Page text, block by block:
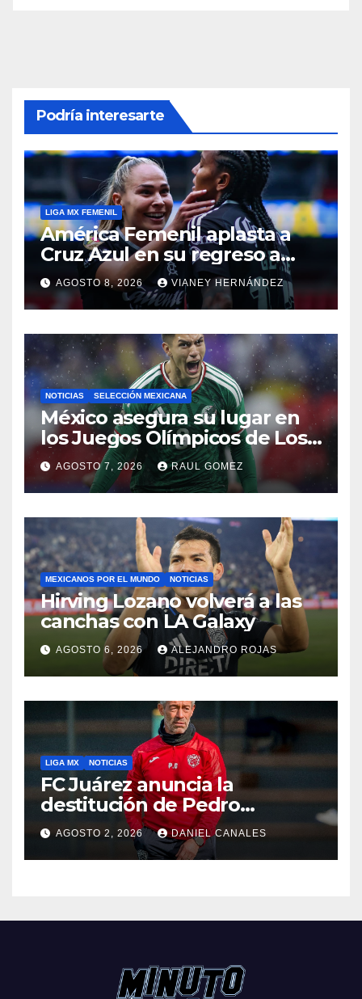
Podría interesarte
LIGA MX FEMENIL
América Femenil aplasta a
Cruz Azul en su regreso a
casa
AGOSTO 8, 2026 VIANEY HERNÁNDEZ
NOTICIAS SELECCIÓN MEXICANA
México asegura su lugar en
los Juegos Olímpicos de Los
Ángeles 2028
AGOSTO 7, 2026 RAUL GOMEZ
MEXICANOS POR EL MUNDO NOTICIAS
Hirving Lozano volverá a las
canchas con LA Galaxy
AGOSTO 6, 2026 ALEJANDRO ROJAS
LIGA MX NOTICIAS
FC Juárez anuncia la
destitución de Pedro
Caixinha
AGOSTO 2, 2026 DANIEL CANALES